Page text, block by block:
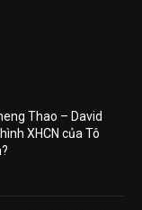
Thao – David
XHCN của Tô